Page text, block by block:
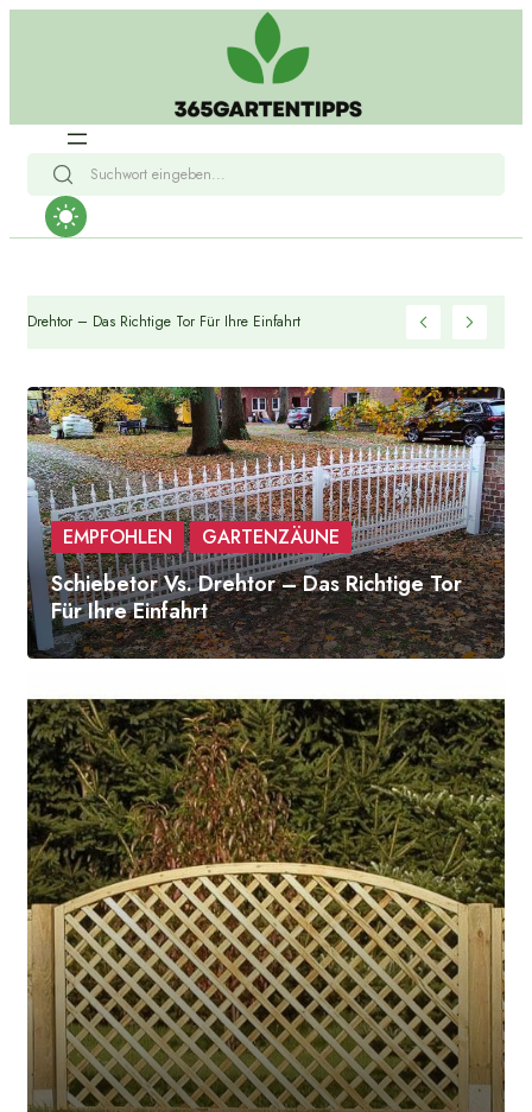
Schiebetor Vs. Drehtor – Das Richtige Tor Für Ihre Einfahrt
EMPFOHLEN GARTENZÄUNE
Schiebetor Vs. Drehtor – Das Richtige Tor
Für Ihre Einfahrt